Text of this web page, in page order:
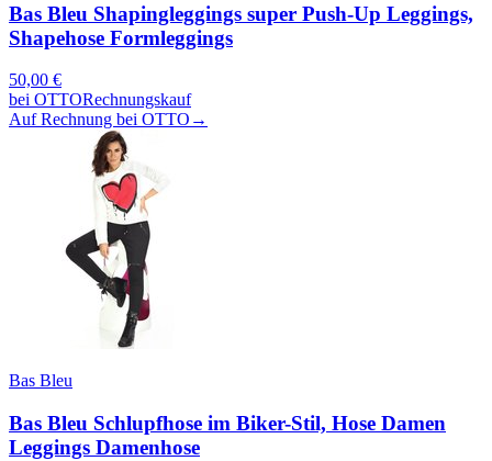
Bas Bleu Shapingleggings super Push-Up Leggings,
Shapehose Formleggings
50,00 €
bei OTTORechnungskauf
Auf Rechnung bei OTTO →
Bas Bleu
Bas Bleu Schlupfhose im Biker-Stil, Hose Damen
Leggings Damenhose